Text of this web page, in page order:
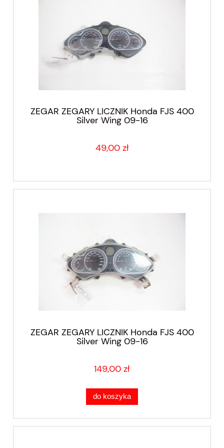
ZEGAR ZEGARY LICZNIK Honda FJS 400
Silver Wing 09-16
49,00 zł
ZEGAR ZEGARY LICZNIK Honda FJS 400
Silver Wing 09-16
149,00 zł
do koszyka